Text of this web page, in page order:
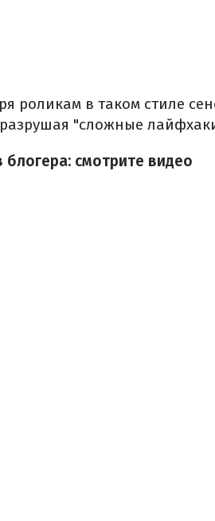
роликам в таком стиле
разрушая "сложные
смотрите видео